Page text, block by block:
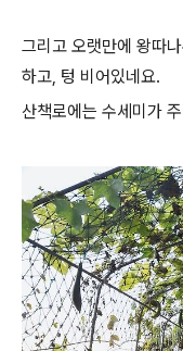
그리고 오랫만에 왕따
하고, 텅 비어있네요.
산책로에는 수세미가